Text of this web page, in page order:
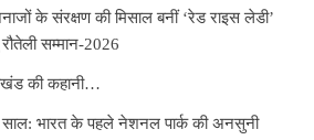
के संरक्षण की मिसाल बनीं ‘रेड राइस लेडी’
रौतेली सम्मान-2026
की कहानी…
साल: भारत के पहले नेशनल पार्क की अनसुनी